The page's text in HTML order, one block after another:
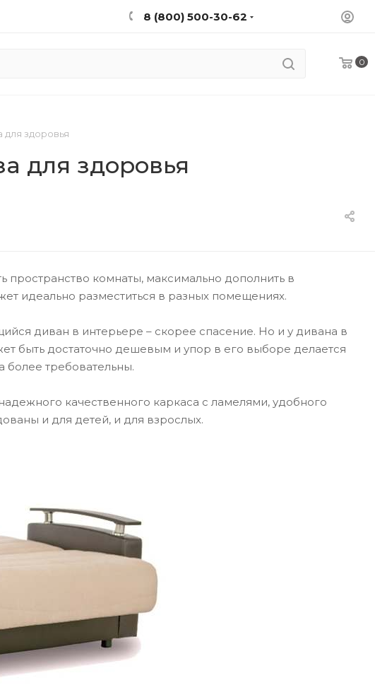
8 (800) 500-30-62
0
для здоровья
для здоровья
пространство комнаты, максимально дополнить в
идеально разместиться в разных помещениях.
диван в интерьере – скорее спасение. Но и у дивана в
быть достаточно дешевым и упор в его выборе делается
требовательны.
качественного каркаса с ламелями, удобного
и для детей, и для взрослых.